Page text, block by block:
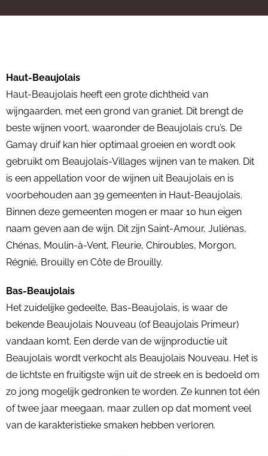
Haut-Beaujolais
Haut-Beaujolais heeft een grote dichtheid van
wijngaarden, met een grond van graniet. Dit brengt de
beste wijnen voort, waaronder de Beaujolais cru’s. De
Gamay druif kan hier optimaal groeien en wordt ook
gebruikt om Beaujolais-Villages wijnen van te maken. Dit
is een appellation voor de wijnen uit Beaujolais en is
voorbehouden aan 39 gemeenten in Haut-Beaujolais.
Binnen deze gemeenten mogen er maar 10 hun eigen
naam geven aan de wijn. Dit zijn Saint-Amour, Juliénas,
Chénas, Moulin-à-Vent, Fleurie, Chiroubles, Morgon,
Régnié, Brouilly en Côte de Brouilly.
Bas-Beaujolais
Het zuidelijke gedeelte, Bas-Beaujolais, is waar de
bekende Beaujolais Nouveau (of Beaujolais Primeur)
vandaan komt. Een derde van de wijnproductie uit
Beaujolais wordt verkocht als Beaujolais Nouveau. Het is
de lichtste en fruitigste wijn uit de streek en is bedoeld om
zo jong mogelijk gedronken te worden. Ze kunnen tot één
of twee jaar meegaan, maar zullen op dat moment veel
van de karakteristieke smaken hebben verloren.